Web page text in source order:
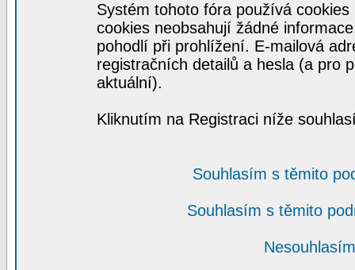
Systém tohoto fóra používá
cookies neobsahují žádné
pohodlí při prohlížení. E-mailová
registračních detailů a hesla (a pro
aktuální).
Kliknutím na Registraci níže
Souhlasím s těmito
Souhlasím s těmito